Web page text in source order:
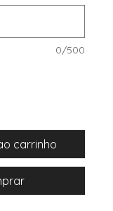
0/500
carrinho